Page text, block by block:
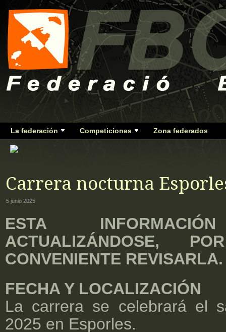
La federación Competiciones Zona federados
Carrera nocturna
5 junio 2025
ESTA
ACTUALIZÁNDOSE,
CONVENIENTE REVISARLA.
FECHA Y LOCALIZACIÓN
La carrera se celebrará el
2025 en Esporles.